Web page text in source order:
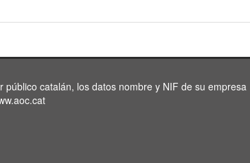
catalán, los datos nombre y NIF de su empresa